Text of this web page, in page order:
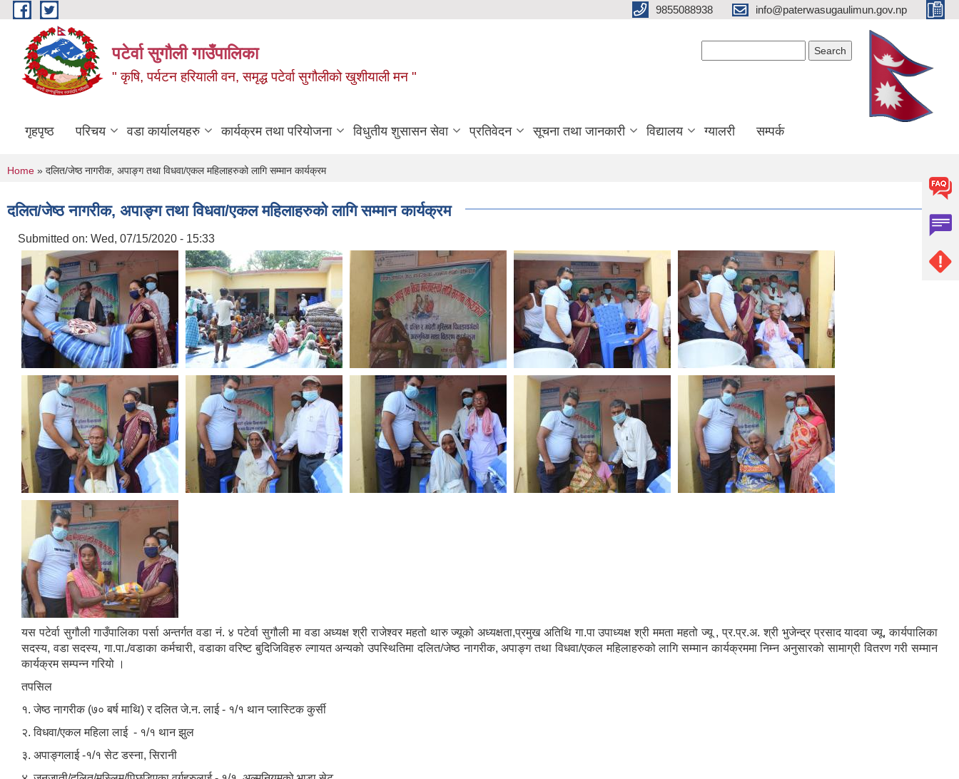
Skip to main content 9855088938 info@paterwasugaulimun.gov.np
पटेर्वा सुगौली गाउँपालिका
" कृषि, पर्यटन हरियाली वन, समृद्ध पटेर्वा सुगौलीको खुशीयाली मन "
गृहपृष्ठ परिचय वडा कार्यालयहरु कार्यक्रम तथा परियोजना विधुतीय शुसासन सेवा प्रतिवेदन सूचना तथा जानकारी विद्यालय ग्यालरी सम्पर्क
You are here
Home » दलित/जेष्ठ नागरीक, अपाङ्ग तथा विधवा/एकल महिलाहरुको लागि सम्मान कार्यक्रम
दलित/जेष्ठ नागरीक, अपाङ्ग तथा विधवा/एकल महिलाहरुको लागि सम्मान कार्यक्रम
Submitted on: Wed, 07/15/2020 - 15:33
यस पटेर्वा सुगौली गाउँपालिका पर्सा अन्तर्गत वडा नं. ४ पटेर्वा सुगौली मा वडा अध्यक्ष श्री राजेश्वर महतो थारु ज्यूको अध्यक्षता,प्रमुख अतिथि गा.पा उपाध्यक्ष श्री ममता महतो ज्यू , प्र.प्र.अ. श्री भुजेन्द्र प्रसाद यादवा ज्यू, कार्यपालिका
सदस्य, वडा सदस्य, गा.पा./वडाका कर्मचारी, वडाका वरिष्ट बुदिजिविहरु ल्गायत अन्यको उपस्थितिमा दलित/जेष्ठ नागरीक, अपाङ्ग तथा विधवा/एकल महिलाहरुको लागि सम्मान कार्यक्रममा निम्न अनुसारको सामाग्री वितरण गरी सम्मान
कार्यक्रम सम्पन्न गरियो ।
तपसिल
१. जेष्ठ नागरीक (७० बर्ष माथि) र दलित जे.न. लाई - १/१ थान प्लास्टिक कुर्सी
२. विधवा/एकल महिला लाई ‍ - १/१ थान झुल
३. अपाङ्गलाई -१/१ सेट डस्ना, सिरानी